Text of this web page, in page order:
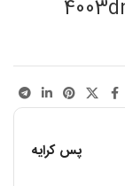
پس کرایه